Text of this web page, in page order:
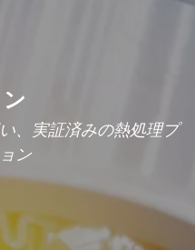
、実証済みの熱処理プ
ン